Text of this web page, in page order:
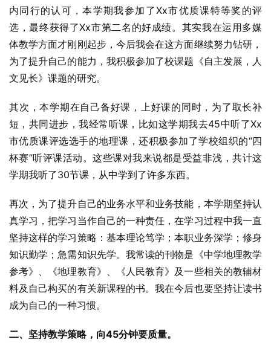
内同行的认可，本学期我参加了Xx市优质课特等奖的评
选，最终获得了Xx市第二名的好成绩。其实我在运用多媒
体教学方面才刚刚起步，今后我会在这方面继续努力钻研，
为了提升自己的能力，我积极参加了校课题《自主发展，人
文见长》课题的研究。
其次，本学期在自己备好课，上好课的同时，为了取长补
短，共同进步，我经常听课，比如这学期我去45中听了Xx
市优质课评选选手的地理课，还积极参加了学校组织的“四
杯赛”听评课活动。这些课对我来说都是受益非浅，共计这
学期我听了30节课，从中学到了许多东西。
再次，为了提升自己的业务水平和业务技能，本学期坚持认
真学习，把学习当作自己的一种责任，在学习过程中我一直
坚持这样的学习策略：基本理论笃学；本职业务深学；修身
知识勤学；急需知识先学。我常读的刊物是《中学地理教学
参考》、《地理教育》、《人民教育》及一些相关的教辅材
料及自己构买的有关新课程的书。我在今后也要坚持让读书
成为自己的一种习惯。
二、坚持教学策略，向45分钟要质量。